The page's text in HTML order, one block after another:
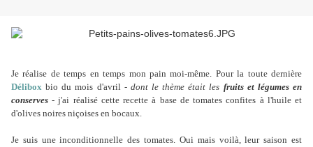
Je réalise de temps en temps mon pain moi-même. Pour la toute dernière
Délibox bio du mois d'avril - dont le thème était les fruits et légumes en
conserves - j'ai réalisé cette recette à base de tomates confites à l'huile et
d'olives noires niçoises en bocaux.
Je suis une inconditionnelle des tomates. Oui mais voilà, leur saison est